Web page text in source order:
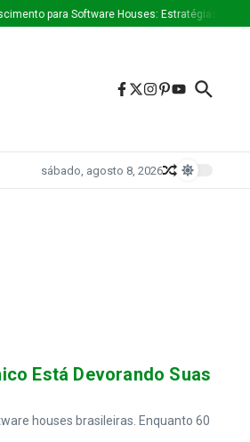
para Software Houses: Estratégias Que
sábado, agosto 8, 2026
Está Devorando Suas
houses brasileiras. Enquanto 60